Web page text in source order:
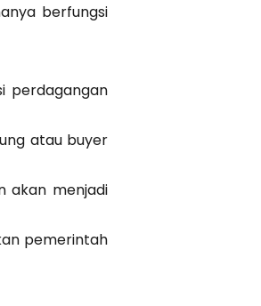
berfungsi
perdagangan
atau buyer
akan menjadi
pemerintah